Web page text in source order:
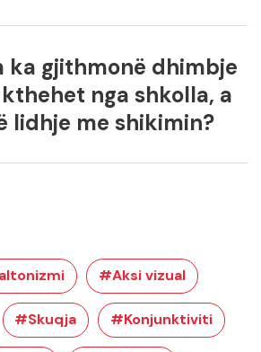
ka gjithmonë dhimbje
nga shkolla, a
lidhje me shikimin?
#Aksi vizual
#Skuqja #Konjunktiviti